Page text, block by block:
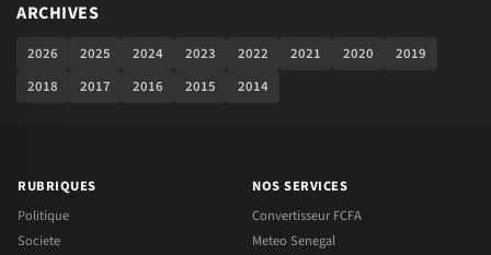
ARCHIVES
2026 2025 2024 2023 2022 2021 2020
2019
2018
2017 2016 2015 2014
RUBRIQUES
Politique
Societe
NOS SERVICES
Convertisseur FCFA
Meteo Senegal